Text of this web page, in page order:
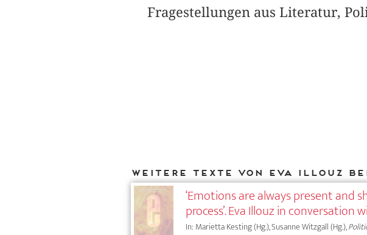
Fragestellungen aus Literatur,
Weitere Texte von Eva Illouz bei
‘Emotions are always present and
process’. Eva Illouz in conversation
In: Marietta Kesting (Hg.), Susanne Witzgall (Hg.),